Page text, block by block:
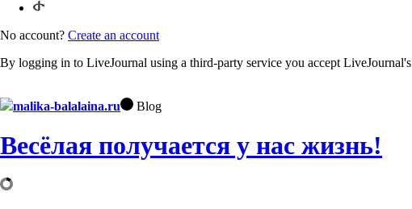
No account? Create an account
By logging in to LiveJournal using a third-party service you accept LiveJournal's
malika-balalaina.ru Blog
Весёлая получается у нас жизнь!